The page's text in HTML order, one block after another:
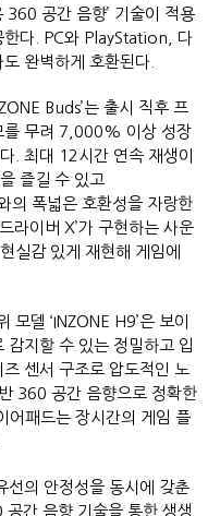
360 공간 음향’ 기술이 적용
한다. PC와 PlayStation, 다
도 완벽하게 호환된다.
Buds’는 출시 직후 프
를 무려 7,000% 이상 성장
. 최대 12시간 연속 재생이
즐길 수 있고
의 폭넓은 호환성을 자랑한
라이버 X’가 구현하는 사운
실감 있게 재현해 게임에
델 ‘INZONE H9’은 보이
감지할 수 있는 정밀하고 입
센서 구조로 압도적인 노
360 공간 음향으로 정확한
어패드는 장시간의 게임 플
선의 안정성을 동시에 갖춘
간 음향 기술을 통한 생생